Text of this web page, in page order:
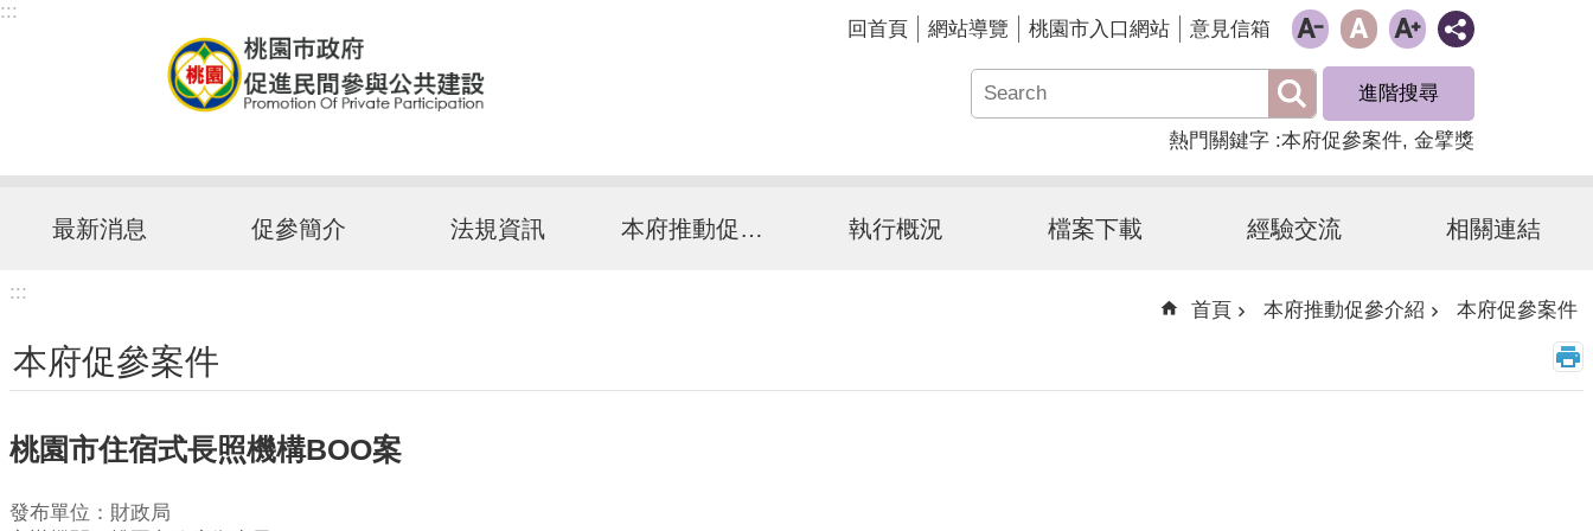
跳到主要內容區塊
:::
回首頁 網站導覽 桃園市入口網站 意見信箱
進階搜尋
熱門關鍵字 本府促參案件 金擘獎
最新消息 促參簡介 法規資訊 本府推動促參介紹 執行概況 檔案下載 經驗交流 相關連結
:::
首頁 本府推動促參介紹 本府促參案件
本府促參案件
桃園市住宿式長照機構BOO案
發布單位：財政局